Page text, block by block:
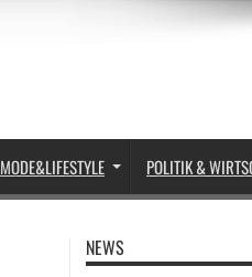
MODE&LIFESTYLE POLITIK &
NEWS